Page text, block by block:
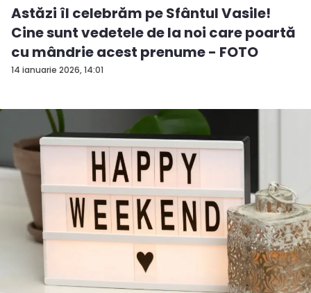
14 ianuarie 2026, 14:01
Astăzi îl celebrăm pe Sfântul Vasile!
Cine sunt vedetele de la noi care poartă
cu mândrie acest prenume - FOTO